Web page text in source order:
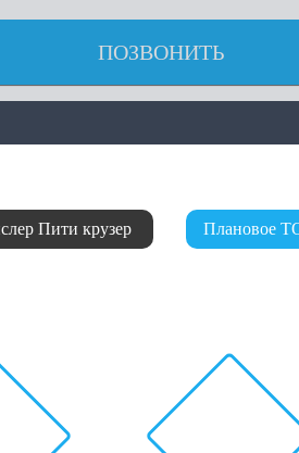
ПОЗВОНИТЬ
Пити крузер Плановое